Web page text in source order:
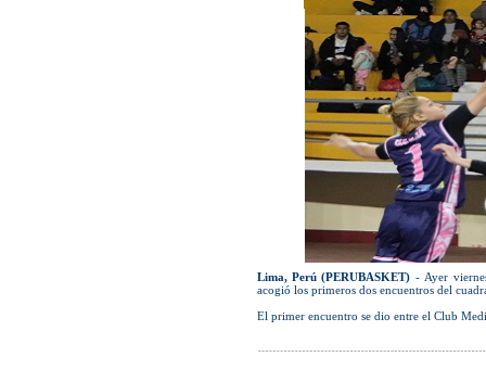
Lima, Perú (PERUBASKET) - Ayer
acogió los primeros dos encuentros del
El primer encuentro se dio entre el Club